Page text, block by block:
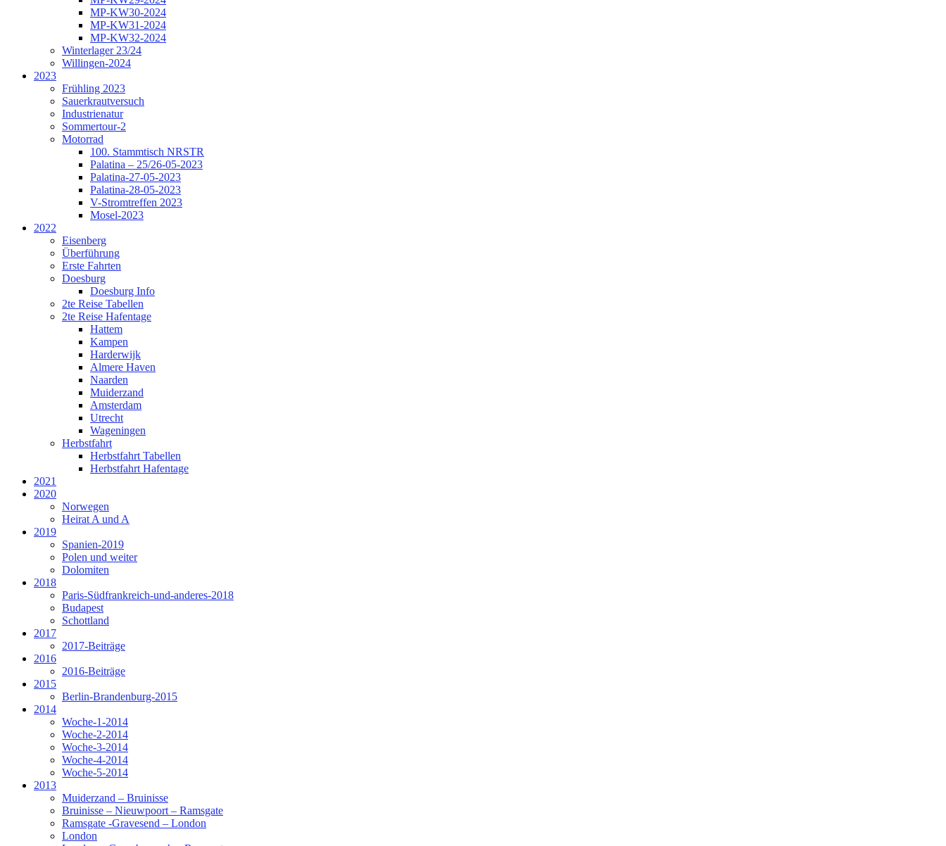
MP-KW30-2024
MP-KW31-2024
MP-KW32-2024
Winterlager 23/24
Willingen-2024
2023
Frühling 2023
Sauerkrautversuch
Industrienatur
Sommertour-2
Motorrad
100. Stammtisch NRSTR
Palatina – 25/26-05-2023
Palatina-27-05-2023
Palatina-28-05-2023
V-Stromtreffen 2023
Mosel-2023
2022
Eisenberg
Überführung
Erste Fahrten
Doesburg
Doesburg Info
2te Reise Tabellen
2te Reise Hafentage
Hattem
Kampen
Harderwijk
Almere Haven
Naarden
Muiderzand
Amsterdam
Utrecht
Wageningen
Herbstfahrt
Herbstfahrt Tabellen
Herbstfahrt Hafentage
2021
2020
Norwegen
Heirat A und A
2019
Spanien-2019
Polen und weiter
Dolomiten
2018
Paris-Südfrankreich-und-anderes-2018
Budapest
Schottland
2017
2017-Beiträge
2016
2016-Beiträge
2015
Berlin-Brandenburg-2015
2014
Woche-1-2014
Woche-2-2014
Woche-3-2014
Woche-4-2014
Woche-5-2014
2013
Muiderzand – Bruinisse
Bruinisse – Nieuwpoort – Ramsgate
Ramsgate -Gravesend – London
London